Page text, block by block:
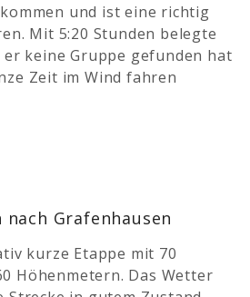
und ist eine richtig
Mit 5:20 Stunden belegte
keine Gruppe gefunden hat
Zeit im Wind fahren
nach Grafenhausen
kurze Etappe mit 70
Höhenmetern. Das Wetter